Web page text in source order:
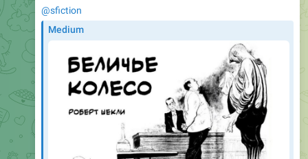
@sfiction
Medium